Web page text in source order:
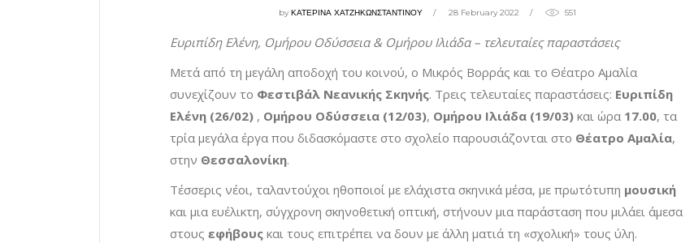
byΚΑΤΕΡΙΝΑ ΧΑΤΖΗΚΩΝΣΤΑΝΤΙΝΟΥ 28 February 2022 551
Ευριπίδη Ελένη, Ομήρου Οδύσσεια & Ομήρου Ιλιάδα – τελευταίες παραστάσεις
Μετά από τη μεγάλη αποδοχή του κοινού, ο Μικρός Βορράς και το Θέατρο Αμαλία
συνεχίζουν το Φεστιβάλ Νεανικής Σκηνής. Τρεις τελευταίες παραστάσεις: Ευριπίδη
Ελένη (26/02) , Ομήρου Οδύσσεια (12/03), Ομήρου Ιλιάδα (19/03) και ώρα 17.00, τα
τρία μεγάλα έργα που διδασκόμαστε στο σχολείο παρουσιάζονται στο Θέατρο Αμαλία,
στην Θεσσαλονίκη.
Τέσσερις νέοι, ταλαντούχοι ηθοποιοί με ελάχιστα σκηνικά μέσα, με πρωτότυπη μουσική
και μια ευέλικτη, σύγχρονη σκηνοθετική οπτική, στήνουν μια παράσταση που μιλάει άμεσα
στους εφήβους και τους επιτρέπει να δουν με άλλη ματιά τη «σχολική» τους ύλη.